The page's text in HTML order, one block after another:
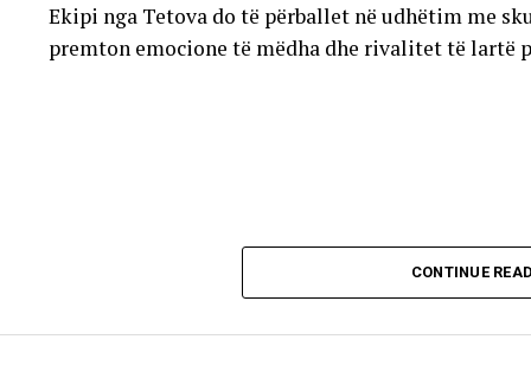
Ekipi nga Tetova do të përballet në udhëtim me
premton emocione të mëdha dhe rivalitet të lartë
CONTINUE